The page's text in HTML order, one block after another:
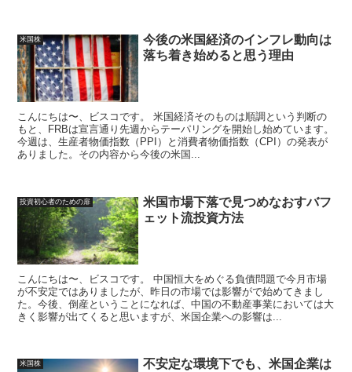
米国株
今後の米国経済のインフレ動向は
落ち着き始めると思う理由
こんにちは〜、ビスコです。 米国経済そのものは順調という判断の
もと、FRBは宣言通り先週からテーパリングを開始し始めています。
今週は、生産者物価指数（PPI）と消費者物価指数（CPI）の発表が
ありました。その内容から今後の米国...
投資初心者のための扉
米国市場下落で見つめなおすバフ
ェット流投資方法
こんにちは〜、ビスコです。 中国恒大をめぐる負債問題で今月市場
が不安定ではありましたが、昨日の市場では影響がで始めてきまし
た。今後、倒産ということになれば、中国の不動産事業においては大
きく影響が出てくると思いますが、米国企業への影響は...
米国株
不安定な環境下でも、米国企業は